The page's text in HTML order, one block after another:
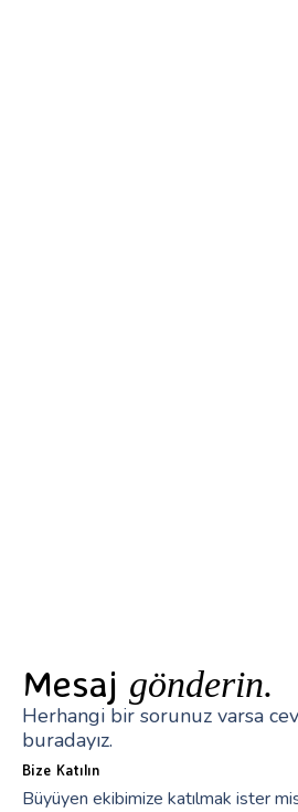
Mesaj gönderin.
Herhangi bir sorunuz varsa
buradayız.
Bize Katılın
Büyüyen ekibimize katılmak ister